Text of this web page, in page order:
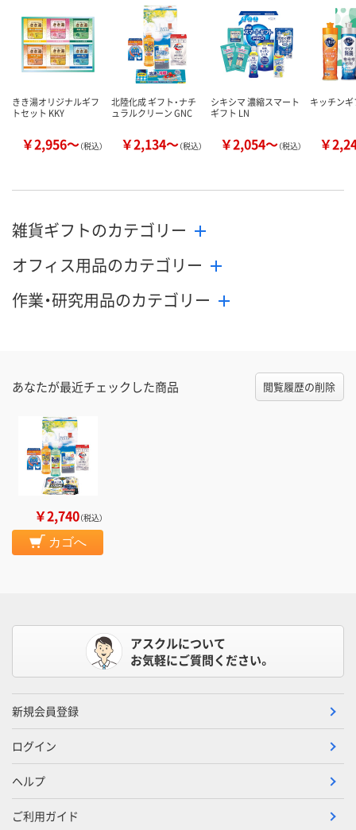
カゴへ カゴへ カ
きき湯オリジナルギフ
トセット KKY
￥2,956～（税込）
北陸化成 ギフト・ナチ
ュラルクリーン GNC
￥2,134～（税込）
シキシマ 濃縮スマート
ギフト LN
￥2,054～（税込）
キッチン
￥
雑貨ギフトのカテゴリー
オフィス用品のカテゴリー
作業・研究用品のカテゴリー
あなたが最近チェックした商品 閲覧履歴の削除
￥2,740（税込）
カゴへ
アスクルについて
お気軽にご質問ください。
新規会員登録
ログイン
ヘルプ
ご利用ガイド